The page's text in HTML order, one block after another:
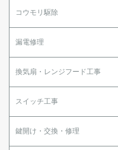
コウモリ駆除
漏電修理
換気扇・レンジフード工事
スイッチ工事
鍵開け・交換・修理